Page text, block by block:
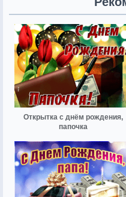
Открытка с днём рождения,
папочка